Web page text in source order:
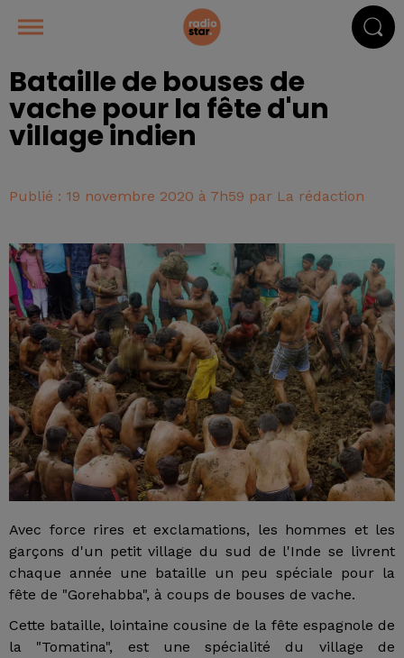
Bataille de bouses de
vache pour la fête d'un
village indien
Publié : 19 novembre 2020 à 7h59 par La rédaction
Avec force rires et exclamations, les hommes et les
garçons d'un petit village du sud de l'Inde se livrent
chaque année une bataille un peu spéciale pour la
fête de "Gorehabba", à coups de bouses de vache.
Cette bataille, lointaine cousine de la fête espagnole de
la "Tomatina", est une spécialité du village de